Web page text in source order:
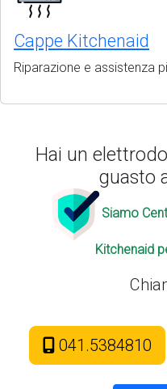
Cappe Kitchenaid
Riparazione e assistenza
Hai un
guasto
Siamo
Kitchenaid
041.5384810